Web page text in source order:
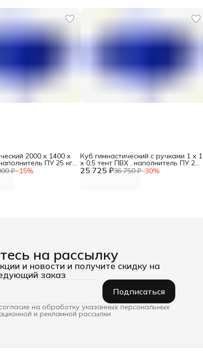
₽−15%
2000 х 1400 х
ПУ 25 кг/
25 725 ₽36 750 ₽−30%
Куб гимнастический с ручками 1 х 1
х 0,5 тент ПВХ , наполнитель ПУ 25
кг/м3 DNN
на рассылку
и новости и получите скидку на
заказ
Подписаться
на обработку указанных персональных
и рекламной рассылки